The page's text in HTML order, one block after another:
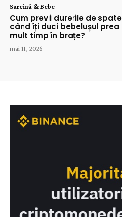
Sarcină & Bebe
Cum previi durerile de spate
când îți duci bebelușul prea
mult timp în brațe?
mai 11, 2026